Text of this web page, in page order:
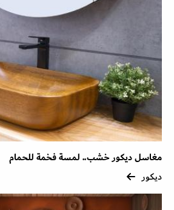
مغاسل ديكور خشب.. لمسة فخمة للحمام
ديكور